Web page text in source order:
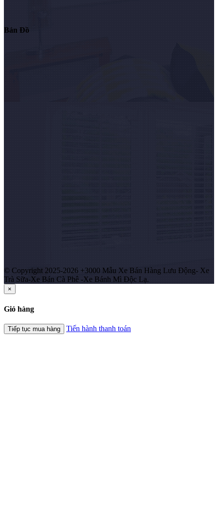
Bản Đồ
© Copyright 2025-2026 +3000 Mẫu Xe Bán Hàng Lưu Động- Xe
Trà Sữa-Xe Bán Cà Phê -Xe Bánh Mì Độc Lạ.
×
Giỏ hàng
Tiếp tục mua hàng Tiến hành thanh toán